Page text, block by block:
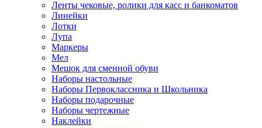
Ленты чековые, ролики для касс и банкоматов
Линейки
Лотки
Лупа
Маркеры
Мел
Мешок для сменной обуви
Наборы настольные
Наборы Первоклассника и Школьника
Наборы подарочные
Наборы чертежные
Наклейки